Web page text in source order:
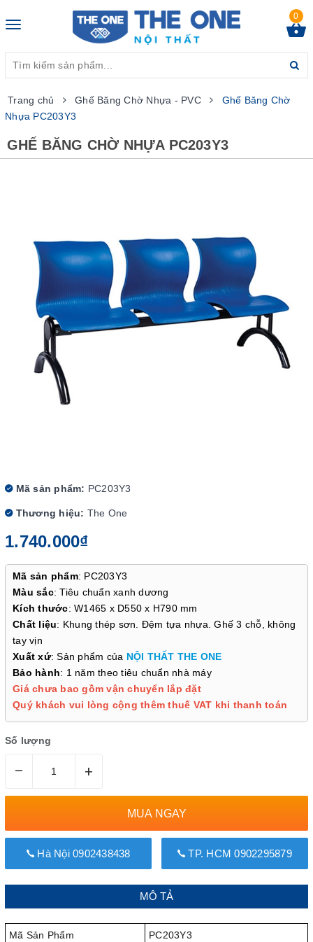
Toggle
0
Trang chủ Ghế Băng Chờ Nhựa - PVC
Ghế Băng Chờ
Nhựa PC203Y3
GHẾ BĂNG CHỜ NHỰA PC203Y3
Mã sản phẩm: PC203Y3
Thương hiệu: The One
1.740.000₫
Mã sản phẩm: PC203Y3
Màu sắc: Tiêu chuẩn xanh dương
Kích thước: W1465 x D550 x H790 mm
Chất liệu: Khung thép sơn. Đệm tựa nhựa. Ghế 3 chỗ, không
tay vịn
Xuất xứ: Sản phẩm của NỘI THẤT THE ONE
Bảo hành: 1 năm theo tiêu chuẩn nhà máy
Giá chưa bao gồm vận chuyển lắp đặt
Quý khách vui lòng cộng thêm thuế VAT khi thanh toán
Số lượng
– +
MUA NGAY
Hà Nội 0902438438 TP. HCM 0902295879
MÔ TẢ
Mã Sản Phẩm PC203Y3